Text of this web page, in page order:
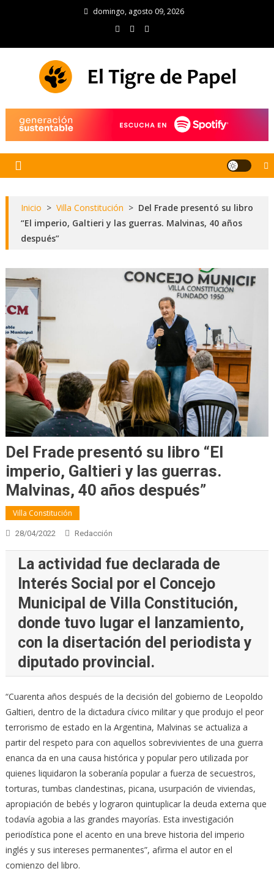
domingo, agosto 09, 2026
Inicio > Villa Constitución > Del Frade presentó su libro
“El imperio, Galtieri y las guerras. Malvinas, 40 años
después”
Del Frade presentó su libro “El
imperio, Galtieri y las guerras.
Malvinas, 40 años después”
Villa Constitución
28/04/2022 Redacción
La actividad fue declarada de
Interés Social por el Concejo
Municipal de Villa Constitución,
donde tuvo lugar el lanzamiento,
con la disertación del periodista y
diputado provincial.
“Cuarenta años después de la decisión del gobierno de Leopoldo
Galtieri, dentro de la dictadura cívico militar y que produjo el peor
terrorismo de estado en la Argentina, Malvinas se actualiza a
partir del respeto para con aquellos sobrevivientes de una guerra
enanca da en una causa histórica y popular pero utilizada por
quienes liquidaron la soberanía popular a fuerza de secuestros,
torturas, tumbas clandestinas, picana, usurpación de viviendas,
apropiación de bebés y lograron quintuplicar la deuda externa que
todavía agobia a las grandes mayorías. Esta investigación
periodística pone el acento en una breve historia del imperio
inglés y sus intereses permanentes”, afirma el autor en el
comienzo del libro.